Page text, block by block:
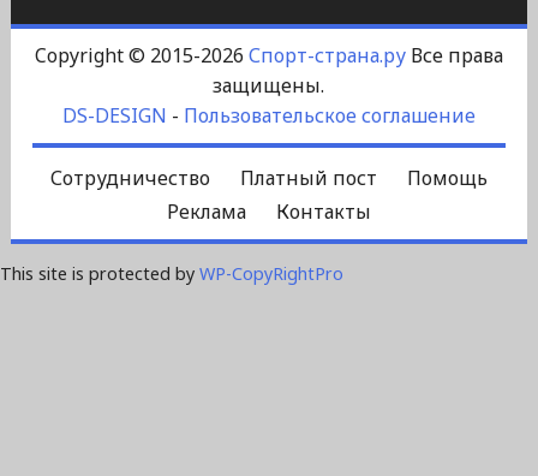
Copyright © 2015-2026 Спорт-страна.руВсе права
защищены.
DS-DESIGN - Пользовательское соглашение
Сотрудничество Платный пост
Помощь
Реклама
Контакты
This site is protected by WP-CopyRightPro